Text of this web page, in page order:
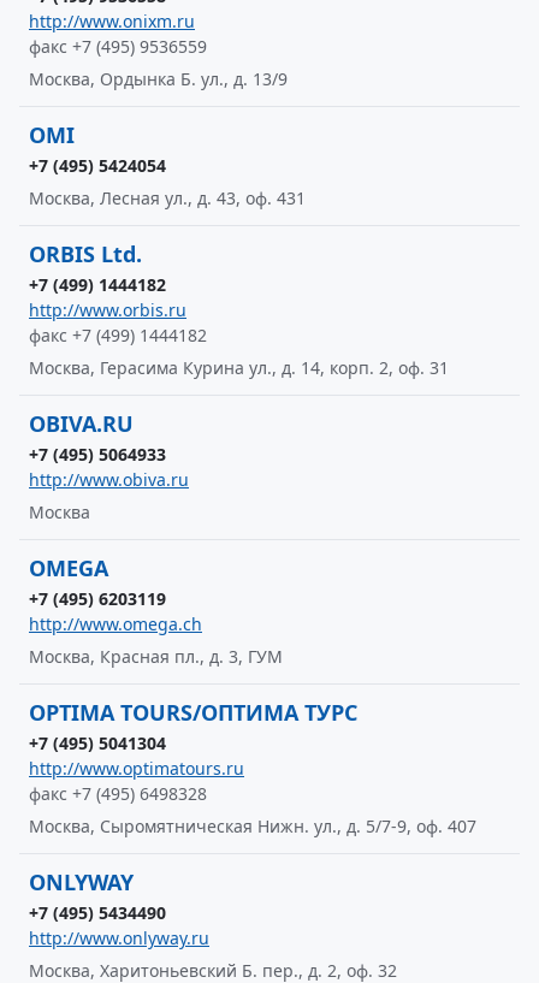
http://www.onixm.ru
факс +7 (495) 9536559
Москва, Ордынка Б. ул., д. 13/9
OMI
+7 (495) 5424054
Москва, Лесная ул., д. 43, оф. 431
ORBIS Ltd.
+7 (499) 1444182
http://www.orbis.ru
факс +7 (499) 1444182
Москва, Герасима Курина ул., д. 14, корп. 2, оф. 31
OBIVA.RU
+7 (495) 5064933
http://www.obiva.ru
Москва
OMEGA
+7 (495) 6203119
http://www.omega.ch
Москва, Красная пл., д. 3, ГУМ
OPTIMA TOURS/ОПТИМА ТУРС
+7 (495) 5041304
http://www.optimatours.ru
факс +7 (495) 6498328
Москва, Сыромятническая Нижн. ул., д. 5/7-9, оф. 407
ONLYWAY
+7 (495) 5434490
http://www.onlyway.ru
Москва, Харитоньевский Б. пер., д. 2, оф. 32